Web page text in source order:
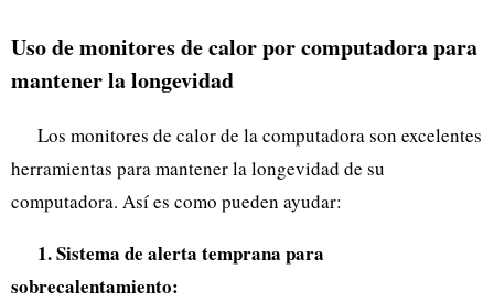
Uso de monitores de calor por computadora para
mantener la longevidad
Los monitores de calor de la computadora son excelentes
herramientas para mantener la longevidad de su
computadora. Así es como pueden ayudar:
1. Sistema de alerta temprana para
sobrecalentamiento: